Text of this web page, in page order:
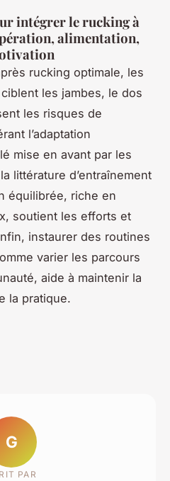
intégrer le rucking à
alimentation,
rucking optimale, les
les jambes, le dos
les risques de
l’adaptation
mise en avant par les
littérature d’entraînement
équilibrée, riche en
soutient les efforts et
instaurer des routines
varier les parcours
aide à maintenir la
la pratique.
G
PAR